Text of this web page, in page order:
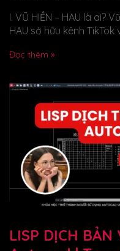
I. VŨ HIỀN – HAU là ai?
HAU sở hữu kênh
Đọc thêm »
LISP DỊCH